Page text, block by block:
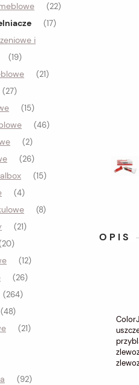
(22)
(17)
i
(19)
(21)
(27)
(15)
(46)
(2)
(26)
(15)
(4)
(8)
(21)
(12)
(26)
(264)
(48)
(21)
(92)
OPIS